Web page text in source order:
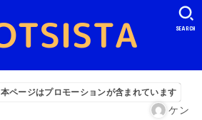
SEARCH
本ページはプロモーションが含まれています
ケン